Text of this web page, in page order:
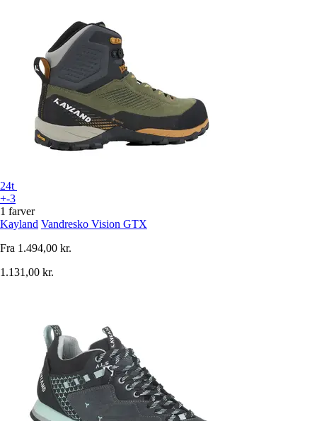
24t
+-3
1 farver
Kayland Vandresko Vision GTX
Fra 1.494,00 kr.
1.131,00 kr.